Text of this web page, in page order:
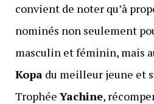
convient de noter qu’à
nominés non seulement
masculin et féminin, mais
Kopadu meilleur jeune et
Trophée Yachine,